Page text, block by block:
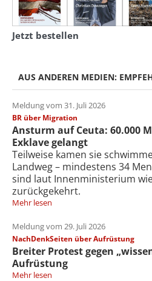
Jetzt bestellen
AUS ANDEREN MEDIEN:
Meldung vom 31. Juli 2026
BR über Migration
Ansturm auf Ceuta: 60.000
Exklave gelangt
Teilweise kamen sie
Landweg – mindestens 34
sind laut Innenministerium
zurückgekehrt.
Mehr lesen
Meldung vom 29. Juli 2026
NachDenkSeiten über Aufrüstung
Breiter Protest gegen
Aufrüstung
Mehr lesen